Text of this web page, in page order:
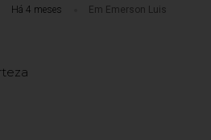
Há 4 meses Em Emerson Luis